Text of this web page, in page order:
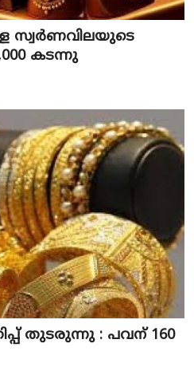
സ്വര്‍ണവിലയുടെ
കടന്നു
തുടരുന്നു : പവന് 160